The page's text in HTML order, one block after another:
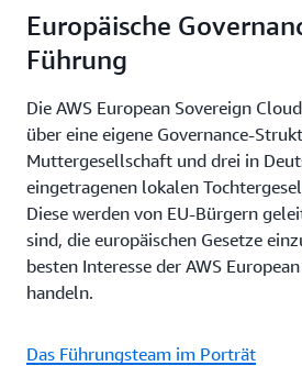
Europäische
Führung
Die AWS European Sovereign
über eine eigene Governance-
Muttergesellschaft und drei in
eingetragenen lokalen
Diese werden von EU-Bürgern
sind, die europäischen Gesetze
besten Interesse der AWS
handeln.
Das Führungsteam im Porträt